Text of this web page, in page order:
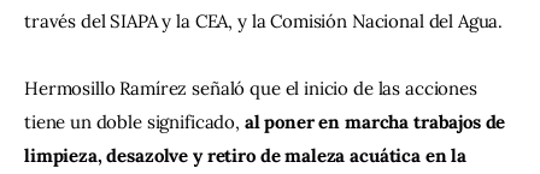
través del SIAPA y la CEA, y la Comisión Nacional del Agua.
Hermosillo Ramírez señaló que el inicio de las acciones
tiene un doble significado, al poner en marcha trabajos de
limpieza, desazolve y retiro de maleza acuática en la